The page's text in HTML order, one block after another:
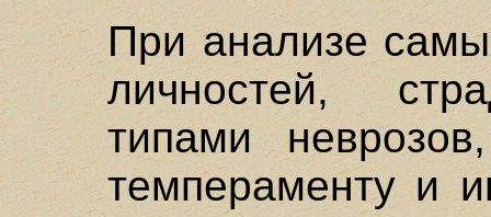
При анализе
личностей,
типами
темпераменту и